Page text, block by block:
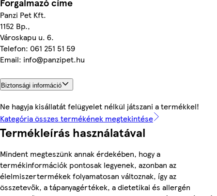
Forgalmazó címe
Panzi Pet Kft.
1152 Bp.,
Városkapu u. 6.
Telefon: 061 251 51 59
Email: info@panzipet.hu
Biztonsági információ
Ne hagyja kisállatát felügyelet nélkül játszani a termékkel!
Kategória összes termékének megtekintése
Termékleírás használatával
Mindent megteszünk annak érdekében, hogy a
termékinformációk pontosak legyenek, azonban az
élelmiszertermékek folyamatosan változnak, így az
összetevők, a tápanyagértékek, a dietetikai és allergén